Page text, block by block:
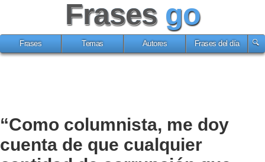
Frases go
Frases Temas Autores Frases del día
“Como columnista, me doy
cuenta de que cualquier